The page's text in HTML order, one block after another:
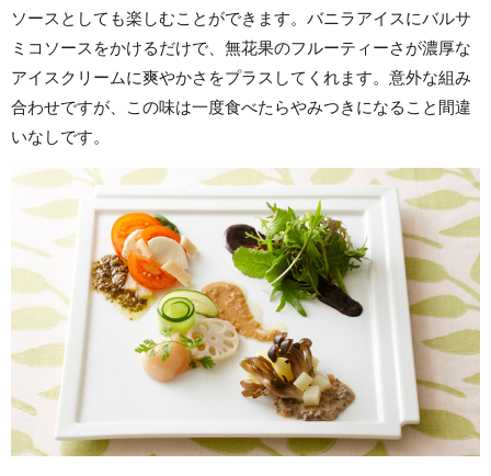
ソースとしても楽しむことができます。バニラアイスにバルサ
ミコソースをかけるだけで、無花果のフルーティーさが濃厚な
アイスクリームに爽やかさをプラスしてくれます。意外な組み
合わせですが、この味は一度食べたらやみつきになること間違
いなしです。